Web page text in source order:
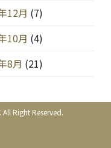
12月 (7)
10月 (4)
8月 (21)
All Right Reserved.